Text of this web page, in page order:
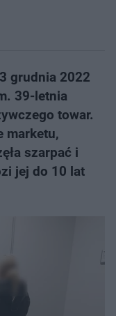
grudnia 2022
39-letnia
towar.
marketu,
szarpać i
jej do 10 lat